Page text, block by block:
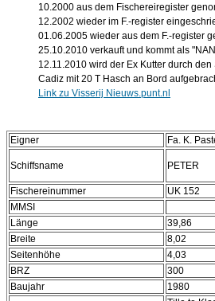
10.2000 aus dem Fischereiregister
12.2002 wieder im F.-register
01.06.2005 wieder aus dem F.-register
25.10.2010 verkauft und kommt als
12.11.2010 wird der Ex Kutter durch
Cadiz mit 20 T Hasch an Bord
Link zu Visserij Nieuws.punt.nl
Eigner Fa. K.
Schiffsname PETER
Fischereinummer
UK 152
MMSI
Länge
39,86
Breite
8,02
Seitenhöhe
4,03
BRZ
300
Baujahr
1980